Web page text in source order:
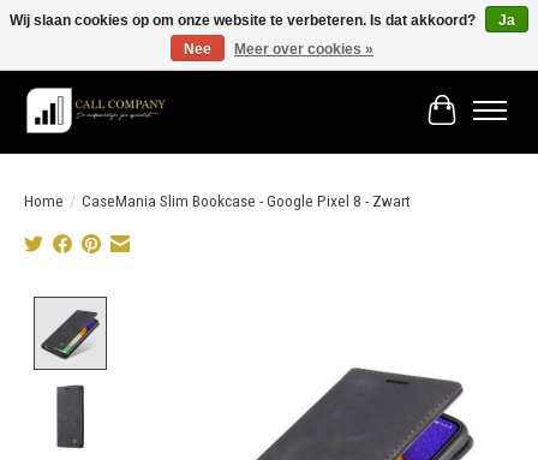
Vóór 19:00 besteld morgen in huis!
Winkelwagen
Home / CaseMania Slim Bookcase - Google Pixel 8 - Zwart
Wij slaan cookies op om onze website te verbeteren. Is dat akkoord?
Ja
Nee
Meer over cookies »